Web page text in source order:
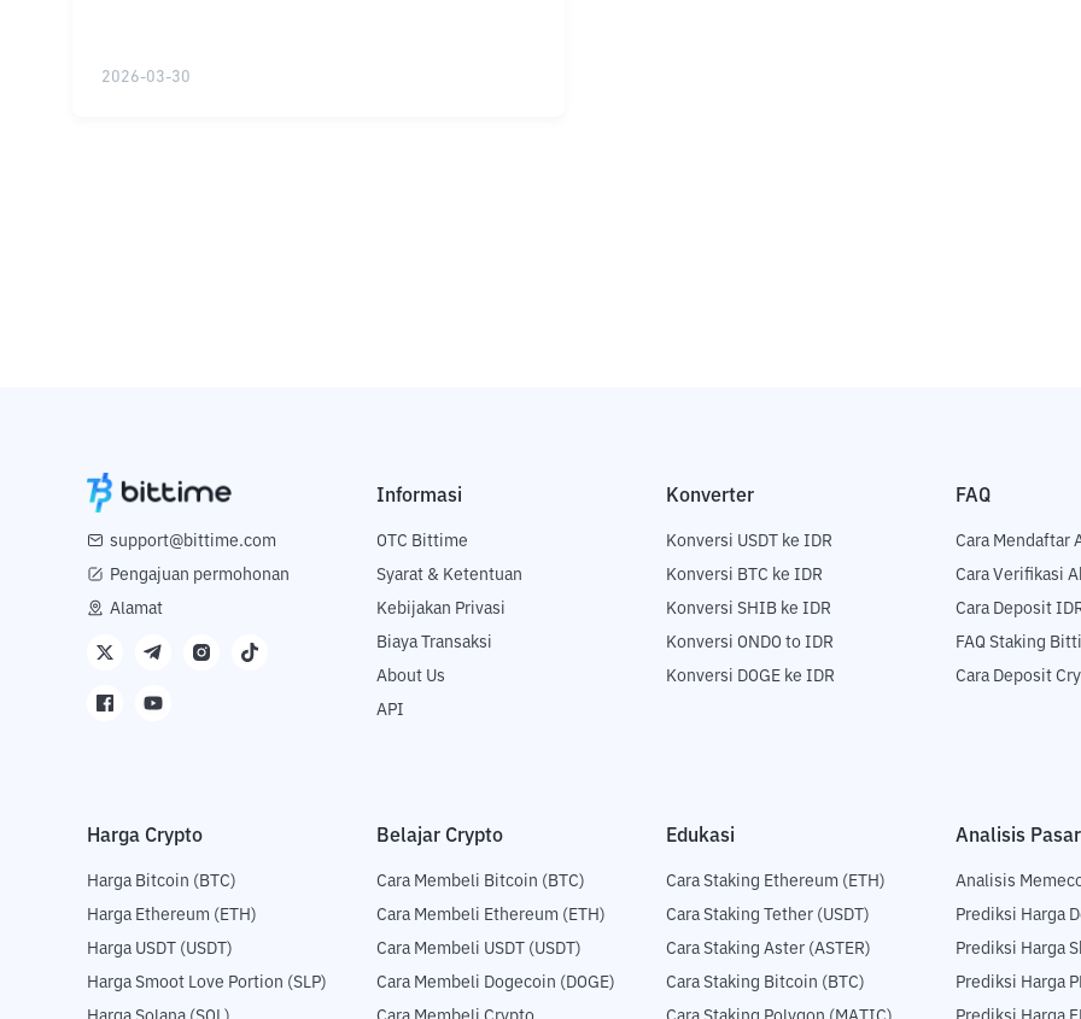
2026-03-30
support@bittime.com
Pengajuan permohonan
Alamat
Informasi
OTC Bittime
Syarat & Ketentuan
Kebijakan Privasi
Biaya Transaksi
About Us
API
Konverter
Konversi USDT ke IDR
Konversi BTC ke IDR
Konversi SHIB ke IDR
Konversi ONDO to IDR
Konversi DOGE ke IDR
FAQ
Cara Mendaftar
Cara Verifikasi
Cara Deposit
FAQ Staking
Cara Deposit
Harga Crypto
Harga Bitcoin (BTC)
Harga Ethereum (ETH)
Harga USDT (USDT)
Harga Smoot Love Portion (SLP)
Belajar Crypto
Cara Membeli Bitcoin (BTC)
Cara Membeli Ethereum (ETH)
Cara Membeli USDT (USDT)
Cara Membeli Dogecoin (DOGE)
Edukasi
Cara Staking Ethereum (ETH)
Cara Staking Tether (USDT)
Cara Staking Aster (ASTER)
Cara Staking Bitcoin (BTC)
Analisis Pasar
Analisis
Prediksi Harga
Prediksi Harga
Prediksi Harga